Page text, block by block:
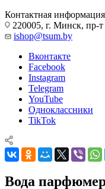
Контактная информация
220005, г. Минск, пр-
ishop@tsum.by
Вконтакте
Facebook
Instagram
Telegram
YouTube
Одноклассники
TikTok
Вода